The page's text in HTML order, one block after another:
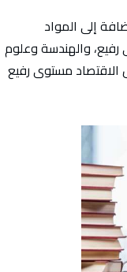
إلى المواد
والهندسة وعلوم
الاقتصاد مستوى رفيع